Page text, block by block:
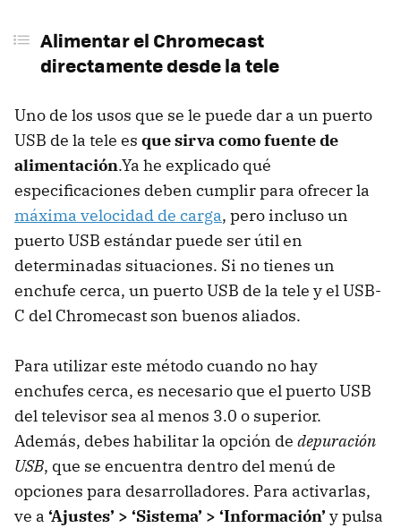
Alimentar el Chromecast
directamente desde la tele
Uno de los usos que se le puede dar a un puerto
USB de la tele es que sirva como fuente de
alimentación.Ya he explicado qué
especificaciones deben cumplir para ofrecer la
máxima velocidad de carga, pero incluso un
puerto USB estándar puede ser útil en
determinadas situaciones. Si no tienes un
enchufe cerca, un puerto USB de la tele y el USB-
C del Chromecast son buenos aliados.
Para utilizar este método cuando no hay
enchufes cerca, es necesario que el puerto USB
del televisor sea al menos 3.0 o superior.
Además, debes habilitar la opción de depuración
USB, que se encuentra dentro del menú de
opciones para desarrolladores. Para activarlas,
ve a ‘Ajustes’ > ‘Sistema’ > ‘Información’ y pulsa